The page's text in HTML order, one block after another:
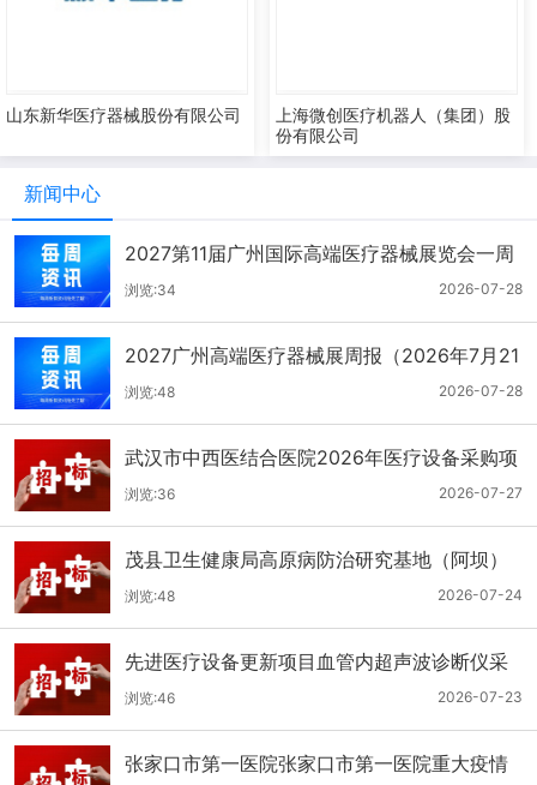
山东新华医疗器械股份有限公司
上海微创医疗机器人（集团）股
份有限公司
新闻中心
2027第11届广州国际高端医疗器械展览会一周
报（7.22-7.28）
2026-07-28
浏览:34
2027广州高端医疗器械展周报（2026年7月21
-27日）
2026-07-28
浏览:48
武汉市中西医结合医院2026年医疗设备采购项
目三十三公开招标公告
2026-07-27
浏览:36
茂县卫生健康局高原病防治研究基地（阿坝）
手术、急救及生命支持类医疗设备购置项目招
标公告
2026-07-24
浏览:48
先进医疗设备更新项目血管内超声波诊断仪采
购（三次）公开招标公告
2026-07-23
浏览:46
张家口市第一医院张家口市第一医院重大疫情